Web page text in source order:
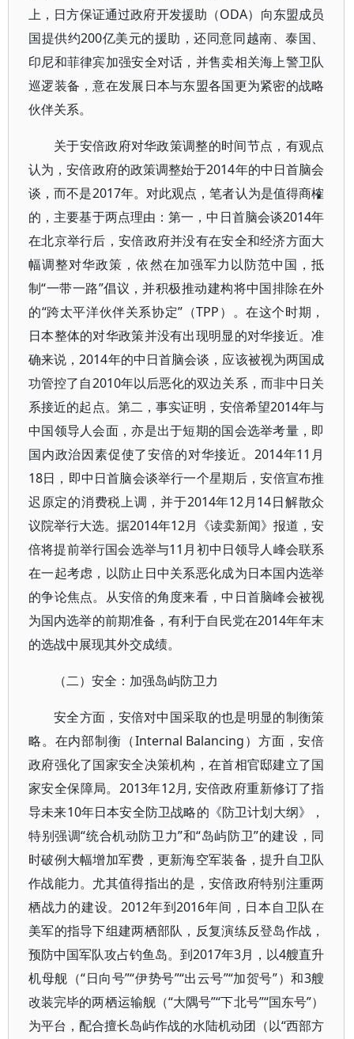
上，日方保证通过政府开发援助（ODA）向东盟成员
国提供约200亿美元的援助，还同意同越南、泰国、
印尼和菲律宾加强安全对话，并售卖相关海上警卫队
巡逻装备，意在发展日本与东盟各国更为紧密的战略
伙伴关系。
关于安倍政府对华政策调整的时间节点，有观点
认为，安倍政府的政策调整始于2014年的中日首脑会
谈，而不是2017年。对此观点，笔者认为是值得商榷
的，主要基于两点理由：第一，中日首脑会谈2014年
在北京举行后，安倍政府并没有在安全和经济方面大
幅调整对华政策，依然在加强军力以防范中国，抵
制“一带一路”倡议，并积极推动建构将中国排除在外
的“跨太平洋伙伴关系协定”（TPP）。在这个时期，
日本整体的对华政策并没有出现明显的对华接近。准
确来说，2014年的中日首脑会谈，应该被视为两国成
功管控了自2010年以后恶化的双边关系，而非中日关
系接近的起点。第二，事实证明，安倍希望2014年与
中国领导人会面，亦是出于短期的国会选举考量，即
国内政治因素促使了安倍的对华接近。2014年11月
18日，即中日首脑会谈举行一个星期后，安倍宣布推
迟原定的消费税上调，并于2014年12月14日解散众
议院举行大选。据2014年12月《读卖新闻》报道，安
倍将提前举行国会选举与11月初中日领导人峰会联系
在一起考虑，以防止日中关系恶化成为日本国内选举
的争论焦点。从安倍的角度来看，中日首脑峰会被视
为国内选举的前期准备，有利于自民党在2014年年末
的选战中展现其外交成绩。
（二）安全：加强岛屿防卫力
安全方面，安倍对中国采取的也是明显的制衡策
略。在内部制衡（Internal Balancing）方面，安倍
政府强化了国家安全决策机构，在首相官邸建立了国
家安全保障局。2013年12月, 安倍政府重新修订了指
导未来10年日本安全防卫战略的《防卫计划大纲》，
特别强调“统合机动防卫力”和“岛屿防卫”的建设，同
时破例大幅增加军费，更新海空军装备，提升自卫队
作战能力。尤其值得指出的是，安倍政府特别注重两
栖战力的建设。2012年到2016年间，日本自卫队在
美军的指导下组建两栖部队，反复演练反登岛作战，
预防中国军队攻占钓鱼岛。到2017年3月，以4艘直升
机母舰（“日向号”“伊势号”“出云号”“加贺号”）和3艘
改装完毕的两栖运输舰（“大隅号”“下北号”“国东号”）
为平台，配合擅长岛屿作战的水陆机动团（以“西部方